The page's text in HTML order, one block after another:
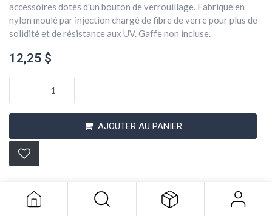
accessoires dotés d'un bouton de verrouillage. Fabriqué en
nylon moulé par injection chargé de fibre de verre pour plus de
solidité et de résistance aux UV. Gaffe non incluse.
12,25 $
AJOUTER AU PANIER
Expédition : 2-3 jours ouvrables